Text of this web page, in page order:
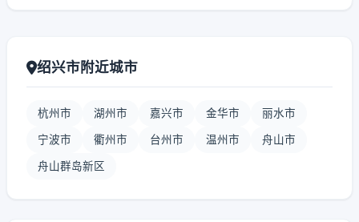
绍兴市附近城市
杭州市 湖州市 嘉兴市 金华市 丽水市
宁波市 衢州市 台州市 温州市 舟山市
舟山群岛新区